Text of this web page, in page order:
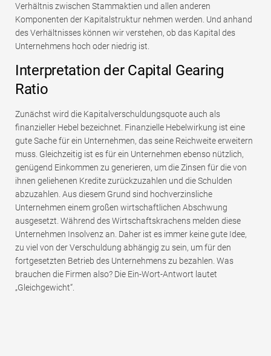
Verhältnis zwischen Stammaktien und allen anderen
Komponenten der Kapitalstruktur nehmen werden. Und anhand
des Verhältnisses können wir verstehen, ob das Kapital des
Unternehmens hoch oder niedrig ist.
Interpretation der Capital Gearing
Ratio
Zunächst wird die Kapitalverschuldungsquote auch als
finanzieller Hebel bezeichnet. Finanzielle Hebelwirkung ist eine
gute Sache für ein Unternehmen, das seine Reichweite erweitern
muss. Gleichzeitig ist es für ein Unternehmen ebenso nützlich,
genügend Einkommen zu generieren, um die Zinsen für die von
ihnen geliehenen Kredite zurückzuzahlen und die Schulden
abzuzahlen. Aus diesem Grund sind hochverzinsliche
Unternehmen einem großen wirtschaftlichen Abschwung
ausgesetzt. Während des Wirtschaftskrachens melden diese
Unternehmen Insolvenz an. Daher ist es immer keine gute Idee,
zu viel von der Verschuldung abhängig zu sein, um für den
fortgesetzten Betrieb des Unternehmens zu bezahlen. Was
brauchen die Firmen also? Die Ein-Wort-Antwort lautet
„Gleichgewicht“.